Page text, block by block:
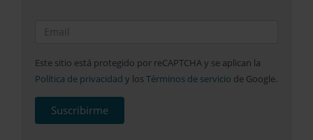
Este sitio está protegido por reCAPTCHA y se aplican la
Política de privacidad y los Términos de servicio de Google.
Suscribirme